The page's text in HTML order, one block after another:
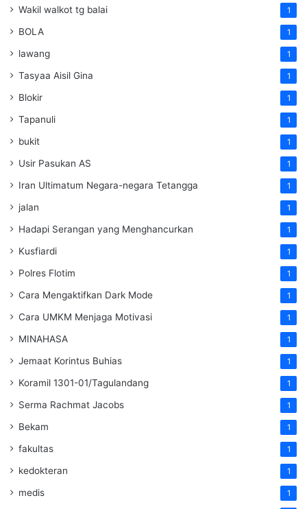
Wakil walkot tg balai 1
BOLA 1
lawang 1
Tasyaa Aisil Gina 1
Blokir 1
Tapanuli 1
bukit 1
Usir Pasukan AS 1
Iran Ultimatum Negara-negara Tetangga 1
jalan 1
Hadapi Serangan yang Menghancurkan 1
Kusfiardi 1
Polres Flotim 1
Cara Mengaktifkan Dark Mode 1
Cara UMKM Menjaga Motivasi 1
MINAHASA 1
Jemaat Korintus Buhias 1
Koramil 1301-01/Tagulandang 1
Serma Rachmat Jacobs 1
Bekam 1
fakultas 1
kedokteran 1
medis 1